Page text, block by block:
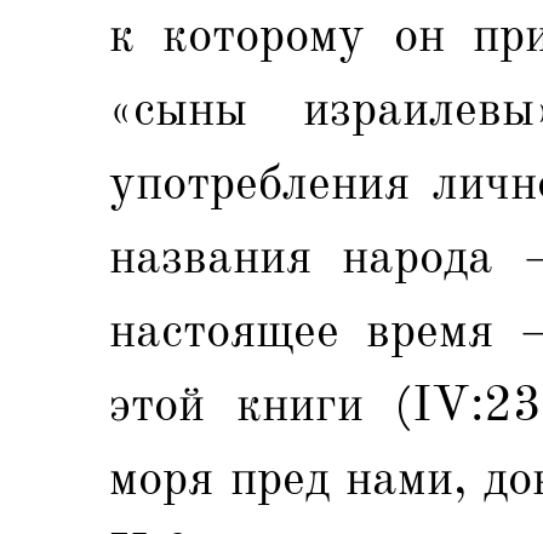
к которому он
«сыны
употребления
названия
настоящее время
этой книги
моря пред нами,